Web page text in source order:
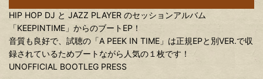
HIP HOP DJ と JAZZ PLAYER のセッションアルバム
「KEEPINTIME」からのブートEP！
音質も良好で、試聴の「A PEEK IN TIME」は正規EPと別VER.で収
録されているためブートながら人気の１枚です！
UNOFFICIAL BOOTLEG PRESS